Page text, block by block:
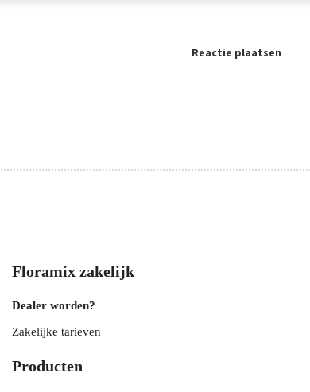
Reactie plaatsen
Floramix zakelijk
Dealer worden?
Zakelijke tarieven
Producten